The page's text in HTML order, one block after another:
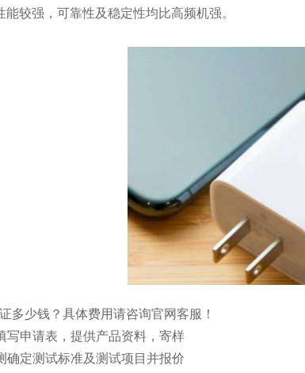
较强，可靠性及稳定性均比高频机强。
多少钱？具体费用请咨询官网客服！
写申请表，提供产品资料，寄样
确定测试标准及测试项目并报价